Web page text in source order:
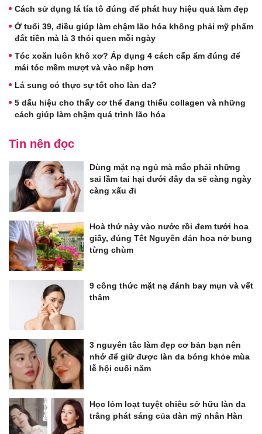
Cách sử dụng lá tía tô đúng để phát huy hiệu quả làm đẹp
Ở tuổi 39, điều giúp làm chậm lão hóa không phải mỹ phẩm
đắt tiền mà là 3 thói quen mỗi ngày
Tóc xoăn luôn khô xơ? Áp dụng 4 cách cấp ẩm đúng để
mái tóc mềm mượt và vào nếp hơn
Lá sung có thực sự tốt cho làn da?
5 dấu hiệu cho thấy cơ thể đang thiếu collagen và những
cách giúp làm chậm quá trình lão hóa
Tin nên đọc
Dùng mặt nạ ngủ mà mắc phải những
sai lầm tai hại dưới đây da sẽ càng ngày
càng xấu đi
Hoà thứ này vào nước rồi đem tưới hoa
giấy, đúng Tết Nguyên đán hoa nở bung
từng chùm
9 công thức mặt nạ đánh bay mụn và vết
thâm
3 nguyên tắc làm đẹp cơ bản bạn nên
nhớ để giữ được làn da bóng khỏe mùa
lễ hội cuối năm
Học lỏm loạt tuyệt chiêu sở hữu làn da
trắng phát sáng của dàn mỹ nhân Hàn